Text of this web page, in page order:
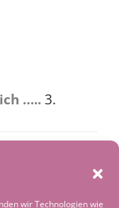
wir Technologien wie
…..3.
1.